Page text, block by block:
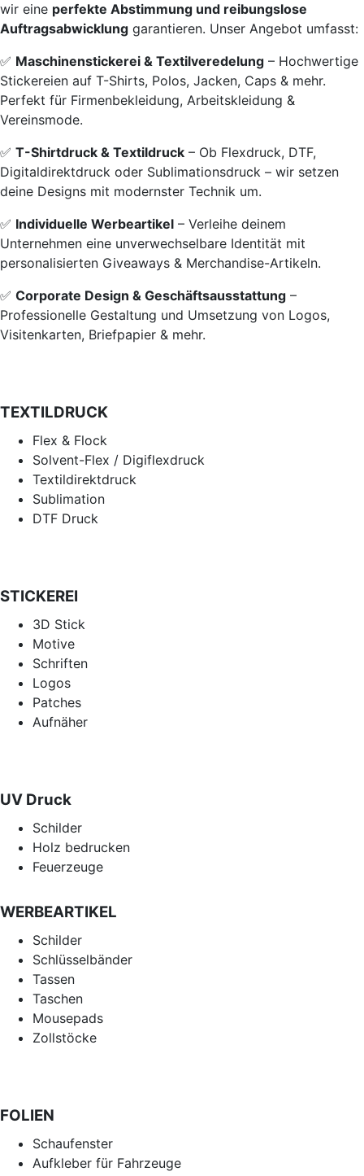
wir eine perfekte Abstimmung und reibungslose
Auftragsabwicklung garantieren. Unser Angebot umfasst:
✅ Maschinenstickerei & Textilveredelung – Hochwertige
Stickereien auf T-Shirts, Polos, Jacken, Caps & mehr.
Perfekt für Firmenbekleidung, Arbeitskleidung &
Vereinsmode.
✅ T-Shirtdruck & Textildruck – Ob Flexdruck, DTF,
Digitaldirektdruck oder Sublimationsdruck – wir setzen
deine Designs mit modernster Technik um.
✅ Individuelle Werbeartikel – Verleihe deinem
Unternehmen eine unverwechselbare Identität mit
personalisierten Giveaways & Merchandise-Artikeln.
✅ Corporate Design & Geschäftsausstattung –
Professionelle Gestaltung und Umsetzung von Logos,
Visitenkarten, Briefpapier & mehr.
TEXTILDRUCK
Flex & Flock
Solvent-Flex / Digiflexdruck
Textildirektdruck
Sublimation
DTF Druck
STICKEREI
3D Stick
Motive
Schriften
Logos
Patches
Aufnäher
UV Druck
Schilder
Holz bedrucken
Feuerzeuge
WERBEARTIKEL
Schilder
Schlüsselbänder
Tassen
Taschen
Mousepads
Zollstöcke
FOLIEN
Schaufenster
Aufkleber für Fahrzeuge